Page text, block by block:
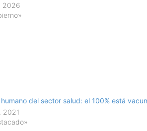
2026
del sector salud: el 100% está
2021